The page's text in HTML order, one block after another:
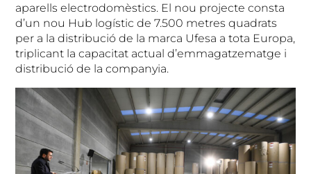
aparells electrodomèstics. El nou projecte consta
d’un nou Hub logístic de 7.500 metres quadrats
per a la distribució de la marca Ufesa a tota Europa,
triplicant la capacitat actual d’emmagatzematge i
distribució de la companyia.